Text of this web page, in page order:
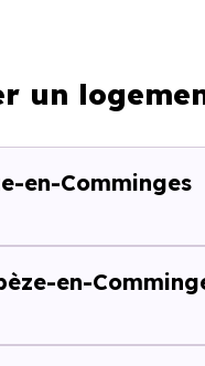
la commune, la
permet d'explorer
budget.
un
en-Comminges
en-